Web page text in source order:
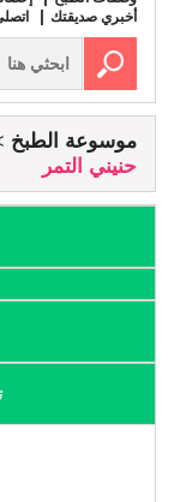
أخبري صديقتك
موسوعة الطبخ
حنيني التمر